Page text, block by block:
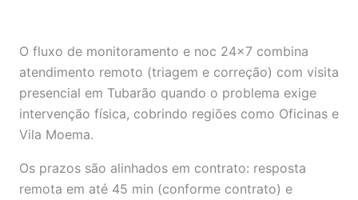
O fluxo de monitoramento e noc 24×7 combina
atendimento remoto (triagem e correção) com visita
presencial em Tubarão quando o problema exige
intervenção física, cobrindo regiões como Oficinas e
Vila Moema.
Os prazos são alinhados em contrato: resposta
remota em até 45 min (conforme contrato) e